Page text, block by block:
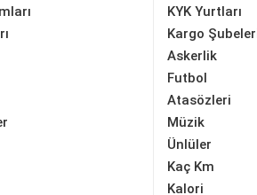
KYK Yurtları
Kargo
Askerlik
Futbol
Atasözleri
Müzik
Ünlüler
Kaç Km
Kalori